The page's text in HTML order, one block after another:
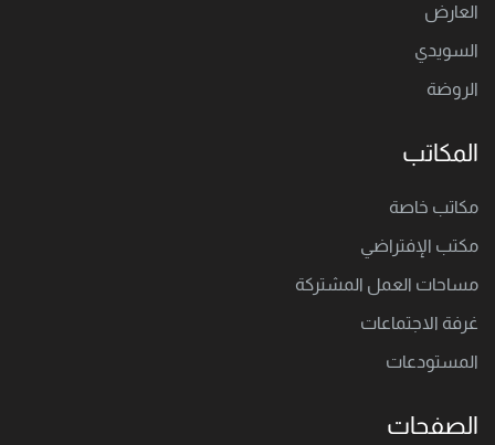
العارض
السويدي
الروضة
المكاتب
مكاتب خاصة
مكتب اﻹفتراضي
مساحات العمل المشتركة
غرفة الاجتماعات
المستودعات
الصفحات